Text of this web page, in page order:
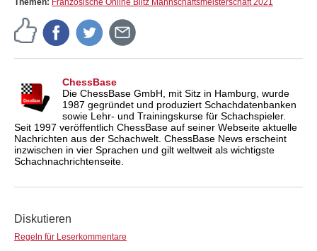
Themen: Französische Online Blitz Mannschaftsmeisterschaft 2021
ChessBase
Die ChessBase GmbH, mit Sitz in Hamburg, wurde
1987 gegründet und produziert Schachdatenbanken
sowie Lehr- und Trainingskurse für Schachspieler.
Seit 1997 veröffentlich ChessBase auf seiner Webseite aktuelle
Nachrichten aus der Schachwelt. ChessBase News erscheint
inzwischen in vier Sprachen und gilt weltweit als wichtigste
Schachnachrichtenseite.
Diskutieren
Regeln für Leserkommentare